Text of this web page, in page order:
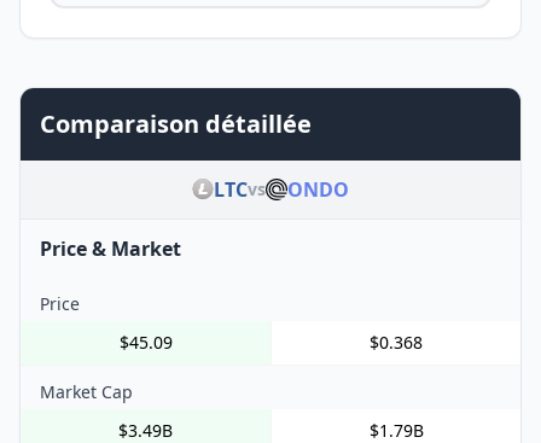
Comparaison détaillée
LTCvs ONDO
Price & Market
Price
$45.09
$0.368
Market Cap
$3.49B
$1.79B